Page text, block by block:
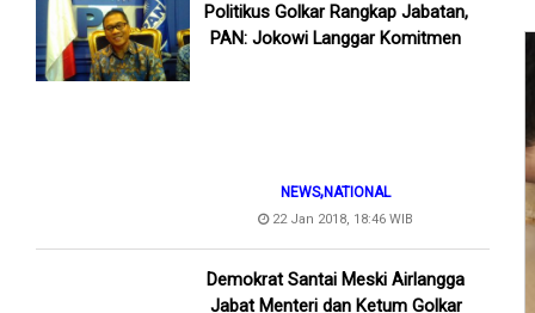
Politikus Golkar Rangkap Jabatan,
PAN: Jokowi Langgar Komitmen
NEWS,NATIONAL
22 Jan 2018, 18:46 WIB
Demokrat Santai Meski Airlangga
Jabat Menteri dan Ketum Golkar